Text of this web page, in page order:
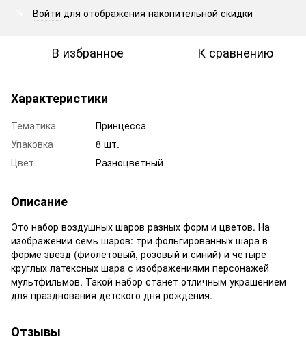
Войти для отображения накопительной скидки
В избранное К сравнению
Характеристики
Тематика
Принцесса
Упаковка
8 шт.
Цвет
Разноцветный
Описание
Это набор воздушных шаров разных форм и цветов. На
изображении семь шаров: три фольгированных шара в
форме звезд (фиолетовый, розовый и синий) и четыре
круглых латексных шара с изображениями персонажей
мультфильмов. Такой набор станет отличным украшением
для празднования детского дня рождения.
Отзывы